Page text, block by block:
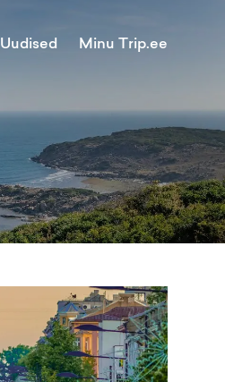
Uudised Minu Trip.ee